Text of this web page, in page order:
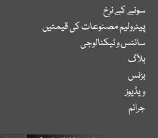
سونے کے نرخ
پیٹرولیم مصنوعات کی قیمتیں
سائنس و ٹیکنالوجی
بلاگ
بزنس
ویڈیوز
جرائم